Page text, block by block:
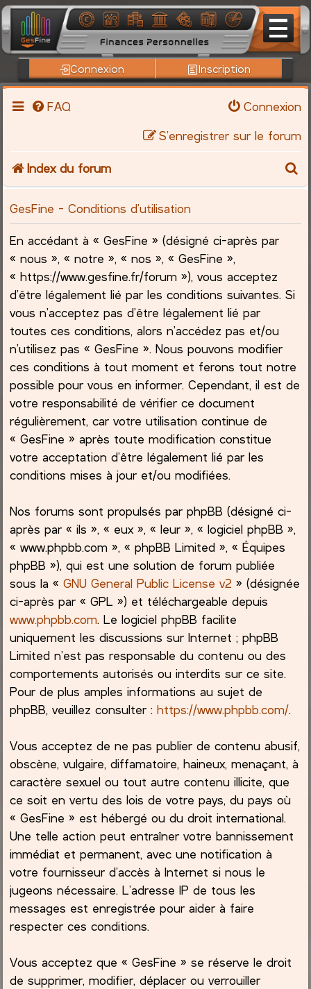
Connexion Inscription
FAQ
Connexion
S’enregistrer sur le forum
Index du forum
c
GesFine - Conditions d’utilisation
En accédant à « GesFine » (désigné ci-après par
« nous », « notre », « nos », « GesFine »,
« https://www.gesfine.fr/forum »), vous acceptez
d’être légalement lié par les conditions suivantes. Si
vous n’acceptez pas d’être légalement lié par
toutes ces conditions, alors n’accédez pas et/ou
n’utilisez pas « GesFine ». Nous pouvons modifier
ces conditions à tout moment et ferons tout notre
possible pour vous en informer. Cependant, il est de
votre responsabilité de vérifier ce document
régulièrement, car votre utilisation continue de
« GesFine » après toute modification constitue
votre acceptation d’être légalement lié par les
conditions mises à jour et/ou modifiées.
Nos forums sont propulsés par phpBB (désigné ci-
après par « ils », « eux », « leur », « logiciel phpBB »,
« www.phpbb.com », « phpBB Limited », « Équipes
phpBB »), qui est une solution de forum publiée
sous la «GNU General Public License v2 » (désignée
ci-après par « GPL ») et téléchargeable depuis
www.phpbb.com. Le logiciel phpBB facilite
uniquement les discussions sur Internet ; phpBB
Limited n’est pas responsable du contenu ou des
comportements autorisés ou interdits sur ce site.
Pour de plus amples informations au sujet de
phpBB, veuillez consulter :https://www.phpbb.com/.
Vous acceptez de ne pas publier de contenu abusif,
obscène, vulgaire, diffamatoire, haineux, menaçant, à
caractère sexuel ou tout autre contenu illicite, que
ce soit en vertu des lois de votre pays, du pays où
« GesFine » est hébergé ou du droit international.
Une telle action peut entraîner votre bannissement
immédiat et permanent, avec une notification à
votre fournisseur d’accès à Internet si nous le
jugeons nécessaire. L’adresse IP de tous les
messages est enregistrée pour aider à faire
respecter ces conditions.
Vous acceptez que « GesFine » se réserve le droit
de supprimer, modifier, déplacer ou verrouiller